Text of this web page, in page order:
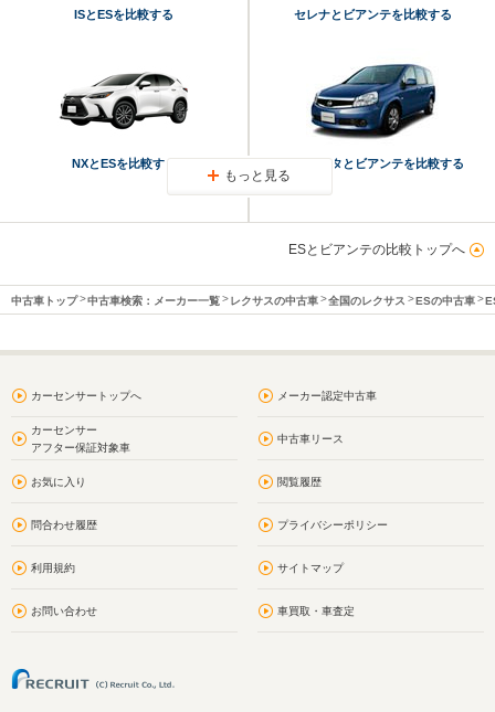
ISとESを比較する
NXとESを比較する
セレナとビアンテを比較する
ラフェスタとビアンテを比較する
もっと見る
ESとビアンテの比較トップへ
中古車トップ 中古車検索：メーカー一覧 レクサスの中古車 全国のレクサス ESの中古車
カーセンサートップへ メーカー認定中古車
カーセンサー
アフター保証対象車
中古車リース
お気に入り 閲覧履歴
問合わせ履歴 プライバシーポリシー
利用規約 サイトマップ
お問い合わせ 車買取・車査定